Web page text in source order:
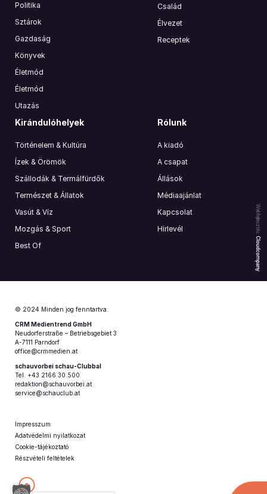
Webfejlesztés:
Cloudcompany
Politika
Sztárok
Gazdaság
Könyvek
Életmód
Életmód
Utazás
Család
Élvezet
Receptek
Kirándulóhelyek
Történelem & Kultúra
Ízek & Örömök
Szállodák & Termálfürdők
Természet & Állatok
Vasút & Víz
Mozgás & Sport
Best Of
Rólunk
A kiadó
A csapat
Állások
Médiaajánlat
Kapcsolat
Hírlevél
© 2024 Minden jog fenntartva.
CRM Medientrend GmbH
Neudorferstraße – Betriebsgebiet 3
A-7111 Parndorf
office@crmmedien.at
schauvorbei schau-Clubbal
Tel. +43 2166 30 500
redaktion@schauvorbei.at
service@schauclub.at
Impresszum
Adatvédelmi nyilatkozat
Cookie-tájékoztató
Részvételi feltételek